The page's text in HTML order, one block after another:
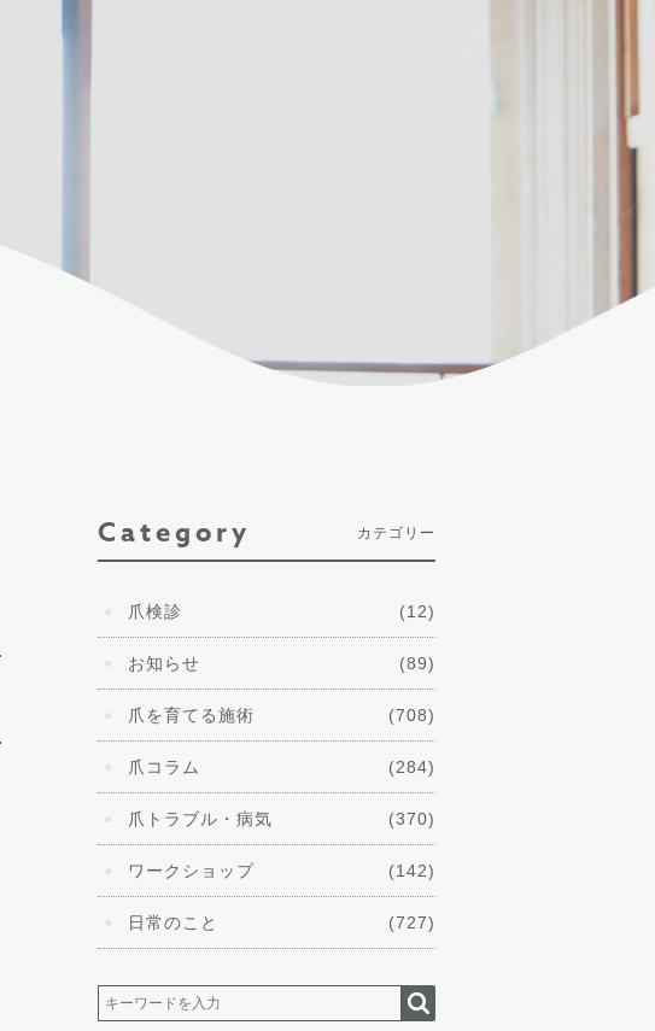
Category カテゴリー
爪検診 (12)
お知らせ (89)
爪を育てる施術 (708)
爪コラム (284)
爪トラブル・病気 (370)
ワークショップ (142)
日常のこと (727)